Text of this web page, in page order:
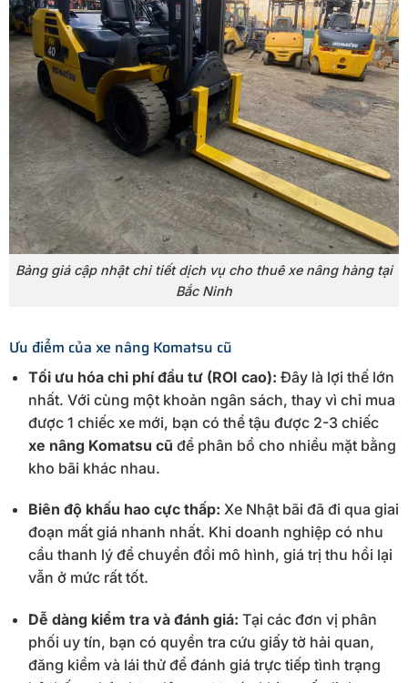
Bảng giá cập nhật chi tiết dịch vụ cho thuê xe nâng hàng tại
Bắc Ninh
Ưu điểm của xe nâng Komatsu cũ
Tối ưu hóa chi phí đầu tư (ROI cao): Đây là lợi thế lớn
nhất. Với cùng một khoản ngân sách, thay vì chỉ mua
được 1 chiếc xe mới, bạn có thể tậu được 2-3 chiếc
xe nâng Komatsu cũ để phân bổ cho nhiều mặt bằng
kho bãi khác nhau.
Biên độ khấu hao cực thấp: Xe Nhật bãi đã đi qua giai
đoạn mất giá nhanh nhất. Khi doanh nghiệp có nhu
cầu thanh lý để chuyển đổi mô hình, giá trị thu hồi lại
vẫn ở mức rất tốt.
Dễ dàng kiểm tra và đánh giá: Tại các đơn vị phân
phối uy tín, bạn có quyền tra cứu giấy tờ hải quan,
đăng kiểm và lái thử để đánh giá trực tiếp tình trạng